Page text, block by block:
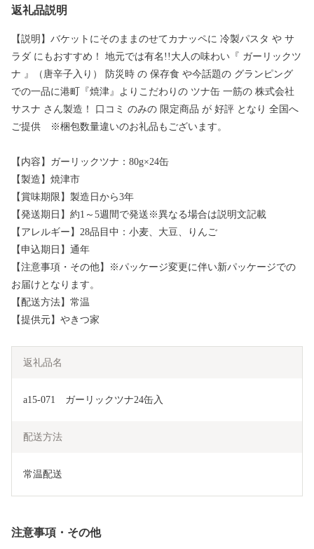
返礼品説明
【説明】バケットにそのままのせてカナッペに 冷製パスタ や サ
ラダ にもおすすめ！ 地元では有名!!大人の味わい『 ガーリックツ
ナ 』（唐辛子入り） 防災時 の 保存食 や今話題の グランピング
での一品に港町『焼津』よりこだわりの ツナ缶 一筋の 株式会社
サスナ さん製造！ 口コミ のみの 限定商品 が 好評 となり 全国へ
ご提供 ※梱包数量違いのお礼品もございます。
【内容】ガーリックツナ：80g×24缶
【製造】焼津市
【賞味期限】製造日から3年
【発送期日】約1～5週間で発送※異なる場合は説明文記載
【アレルギー】28品目中：小麦、大豆、りんご
【申込期日】通年
【注意事項・その他】※パッケージ変更に伴い新パッケージでの
お届けとなります。
【配送方法】常温
【提供元】やきつ家
返礼品名
a15-071　ガーリックツナ24缶入
配送方法
常温配送
注意事項・その他